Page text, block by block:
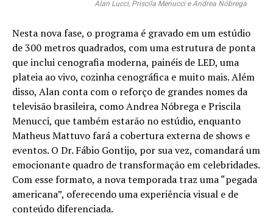
Alan Lucci, Priscila Menucci e Andrea Nóbrega
Nesta nova fase, o programa é gravado em um estúdio
de 300 metros quadrados, com uma estrutura de ponta
que inclui cenografia moderna, painéis de LED, uma
plateia ao vivo, cozinha cenográfica e muito mais. Além
disso, Alan conta com o reforço de grandes nomes da
televisão brasileira, como Andrea Nóbrega e Priscila
Menucci, que também estarão no estúdio, enquanto
Matheus Mattuvo fará a cobertura externa de shows e
eventos. O Dr. Fábio Gontijo, por sua vez, comandará um
emocionante quadro de transformação em celebridades.
Com esse formato, a nova temporada traz uma “pegada
americana”, oferecendo uma experiência visual e de
conteúdo diferenciada.